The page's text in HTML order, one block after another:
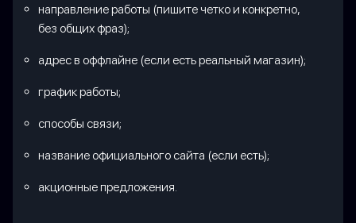
направление работы (пишите четко и конкретно,
без общих фраз);
адрес в оффлайне (если есть реальный магазин);
график работы;
способы связи;
название официального сайта (если есть);
акционные предложения.